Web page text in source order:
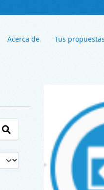
Acerca de Tus propuestas